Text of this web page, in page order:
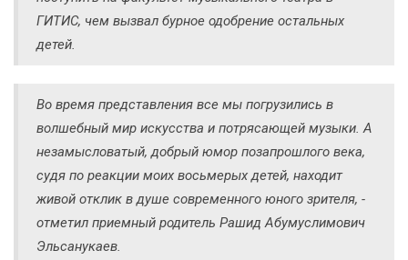
ГИТИС, чем вызвал бурное одобрение остальных
детей.
Во время представления все мы погрузились в
волшебный мир искусства и потрясающей музыки. А
незамысловатый, добрый юмор позапрошлого века,
судя по реакции моих восьмерых детей, находит
живой отклик в душе современного юного зрителя, -
отметил приемный родитель Рашид Абумуслимович
Эльсанукаев.